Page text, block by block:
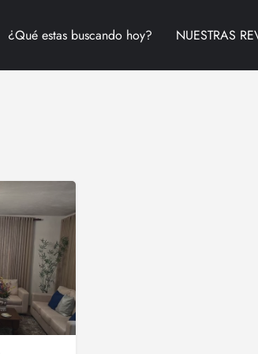
¿Qué estas buscando hoy? NUESTRAS